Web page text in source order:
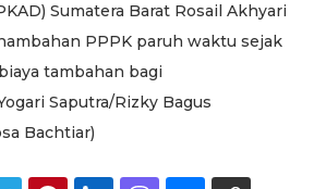
Sumatera Barat Rosail Akhyari
PPPK paruh waktu sejak
tambahan bagi
Saputra/Rizky Bagus
Bachtiar)